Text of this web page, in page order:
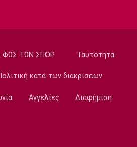
Ζερμέν
Ερυθρός
Τότεναμ
ΦΩΣ ΤΩΝ ΣΠΟΡ Ταυτότητα
κατά των διακρίσεων
Αγγελίες Διαφήμιση